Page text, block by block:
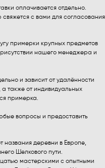
оплачивается отдельно.
с вами для согласования
примерки крупных предметов
нашего менеджера и
и зависит от удалённости
также от индивидуальных
примерка.
вопросы и предоставить
названия деревни в Европе,
Шелкового пути.
мастерскими с опытными